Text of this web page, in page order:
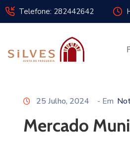
Telefone: 282442642
25 Julho, 2024 - Em
Mercado